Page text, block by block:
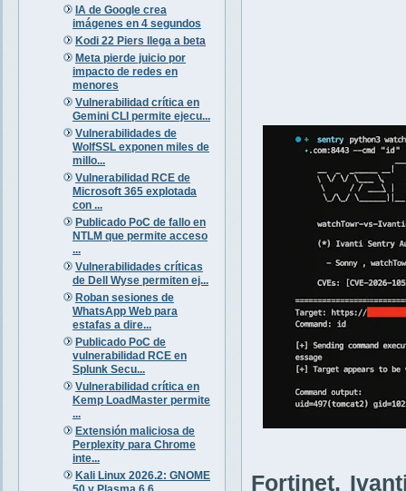
IA de Google crea
imágenes en 4 segundos
Kodi 22 Piers llega a beta
Meta pierde juicio por
impacto de redes en
menores
Vulnerabilidad crítica en
Gemini CLI permite ejecu...
Vulnerabilidades de
WolfSSL exponen miles de
millo...
Vulnerabilidad RCE de
Microsoft 365 explotada
con ...
Publicado PoC de fallo en
NTLM que permite acceso
...
Vulnerabilidades críticas
de Dell Wyse permiten ej...
Roban sesiones de
WhatsApp Web para
estafas a dire...
Publicado PoC de
vulnerabilidad RCE en
Splunk Secu...
Vulnerabilidad crítica en
Kemp LoadMaster permite
...
Extensión maliciosa de
Perplexity para Chrome
inte...
Kali Linux 2026.2: GNOME
Fortinet,